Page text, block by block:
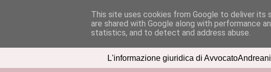
IUSPRESS
L'informazione giuridica di
This site uses cookies from Google to deliver its
are shared with Google along with performance
statistics, and to detect and address abuse.